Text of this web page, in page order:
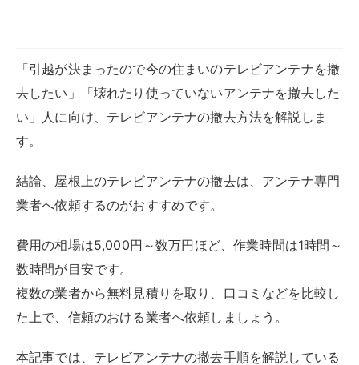
複数の業者から無料見積りを取り、口コミなどを比較し
た上で、信頼のおける業者へ依頼しましょう。
本記事では、テレビアンテナの撤去手順を解説している
ので、作業の流れが具体的にイメージできます。経験の
ない素人が作業するのは決しておすすめできませんが、
フローを知っておけば、プロに任せる場合にも安心で
悪質な業者に引っ掛かってしまうと、余計な費用を上乗
せされてしまう心配も。チェックポイントをぜひ、参考
にしてください。